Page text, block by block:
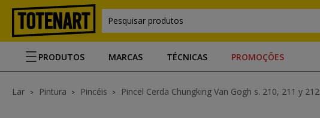
Pesquisar produtos
PRODUTOS MARCAS TÉCNICAS PROMOÇÕES
Lar Pintura Pincéis Pincel Cerda Chungking Van Gogh s. 210, 211 y